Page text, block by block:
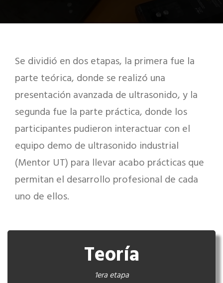
Se dividió en dos etapas, la primera fue la
parte teórica, donde se realizó una
presentación avanzada de ultrasonido, y la
segunda fue la parte práctica, donde los
participantes pudieron interactuar con el
equipo demo de ultrasonido industrial
(Mentor UT) para llevar acabo prácticas que
permitan el desarrollo profesional de cada
uno de ellos.
Teoría
1era etapa